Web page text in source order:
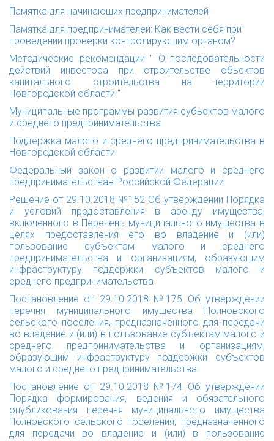
Памятка для начинающих предпринимателей
Памятка для предпринимателей: Как вести себя при
проведении проверки контролирующим органом?
Методические рекомендации " О последовательности
действий инвестора при строительстве обьектов
капитального строительства на территории
Новгородской области "
Муниципальные программы развития субьектов малого
и среднего предпринимательства
Поддержка малого и среднего предпринимательства в
Новгородской области
Федеральный закон о развитии малого и среднего
предпринимательствав Российской Федерации
Решение от 29.10.2018 №152 Об утверждении Порядка
и условий предоставления в аренду имущества,
включенного в Перечень муниципального имущества в
целях предоставления его во владение и (или)
пользование субъектам малого и среднего
предпринимательства и организациям, образующим
инфраструктуру поддержки субъектов малого и
среднего предпринимательства
Постановление от 29.10.2018 №175 Об утверждении
перечня муниципального имущества Полновского
сельского поселения, предназначенного для передачи
во владение и (или) в пользование субъектам малого и
среднего предпринимательства и организациям,
образующим инфраструктуру поддержки субъектов
малого и среднего предпринимательства
Постановление от 29.10.2018 №174 Об утверждении
Порядка формирования, ведения и обязательного
опубликования перечня муниципального имущества
Полновского сельского поселения, предназначенного
для передачи во владение и (или) в пользование